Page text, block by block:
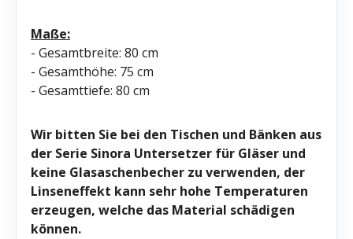
Maße:
- Gesamtbreite: 80 cm
- Gesamthöhe: 75 cm
- Gesamttiefe: 80 cm
Wir bitten Sie bei den Tischen und Bänken aus
der Serie Sinora Untersetzer für Gläser und
keine Glasaschenbecher zu verwenden, der
Linseneffekt kann sehr hohe Temperaturen
erzeugen, welche das Material schädigen
können.